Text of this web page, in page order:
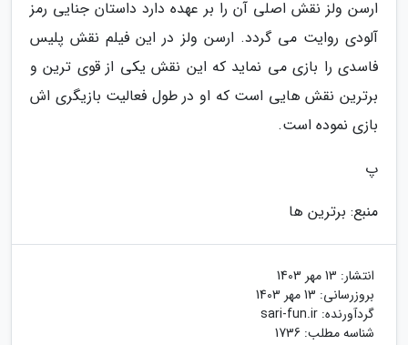
ارسن ولز نقش اصلی آن را بر عهده دارد داستان جنایی رمز
آلودی روایت می گردد. ارسن ولز در این فیلم نقش پلیس
فاسدی را بازی می نماید که این نقش یکی از قوی ترین و
برترین نقش هایی است که او در طول فعالیت بازیگری اش
بازی نموده است.
پ
منبع: برترین ها
انتشار: 13 مهر 1403
بروزرسانی: 13 مهر 1403
گردآورنده: sari-fun.ir
شناسه مطلب: 1736